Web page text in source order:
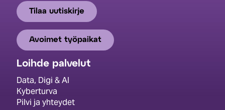
Tilaa uutiskirje
Avoimet työpaikat
Loihde palvelut
Data, Digi & AI
Kyberturva
Pilvi ja yhteydet